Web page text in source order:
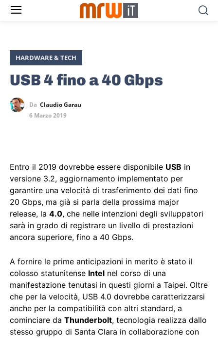
HARDWARE & TECH
USB 4 fino a 40 Gbps
Da Claudio Garau
6 Marzo 2019
Entro il 2019 dovrebbe essere disponibile USB in
versione 3.2, aggiornamento implementato per
garantire una velocità di trasferimento dei dati fino
20 Gbps, ma già si parla della prossima major
release, la 4.0, che nelle intenzioni degli sviluppatori
sarà in grado di registrare un livello di prestazioni
ancora superiore, fino a 40 Gbps.
A fornire le prime anticipazioni in merito è stato il
colosso statunitense Intel nel corso di una
manifestazione tenutasi in questi giorni a Taipei. Oltre
che per la velocità, USB 4.0 dovrebbe caratterizzarsi
anche per la compatibilità con altri standard, a
cominciare da Thunderbolt, tecnologia realizza dallo
stesso gruppo di Santa Clara in collaborazione con